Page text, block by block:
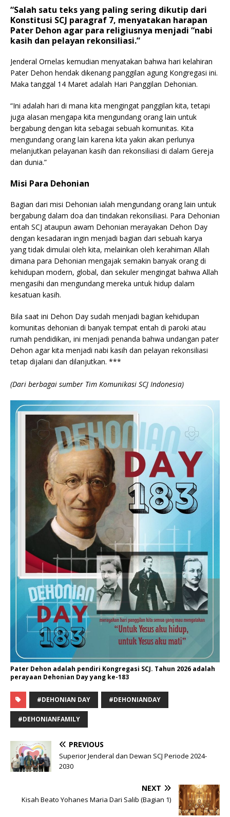
“Salah satu teks yang paling sering dikutip dari
Konstitusi SCJ paragraf 7, menyatakan harapan
Pater Dehon agar para religiusnya menjadi “nabi
kasih dan pelayan rekonsiliasi.”
Jenderal Ornelas kemudian menyatakan bahwa hari kelahiran
Pater Dehon hendak dikenang panggilan agung Kongregasi ini.
Maka tanggal 14 Maret adalah Hari Panggilan Dehonian.
“Ini adalah hari di mana kita mengingat panggilan kita, tetapi
juga alasan mengapa kita mengundang orang lain untuk
bergabung dengan kita sebagai sebuah komunitas. Kita
mengundang orang lain karena kita yakin akan perlunya
melanjutkan pelayanan kasih dan rekonsiliasi di dalam Gereja
dan dunia.”
Misi Para Dehonian
Bagian dari misi Dehonian ialah mengundang orang lain untuk
bergabung dalam doa dan tindakan rekonsiliasi. Para Dehonian
entah SCJ ataupun awam Dehonian merayakan Dehon Day
dengan kesadaran ingin menjadi bagian dari sebuah karya
yang tidak dimulai oleh kita, melainkan oleh kerahiman Allah
dimana para Dehonian mengajak semakin banyak orang di
kehidupan modern, global, dan sekuler mengingat bahwa Allah
mengasihi dan mengundang mereka untuk hidup dalam
kesatuan kasih.
Bila saat ini Dehon Day sudah menjadi bagian kehidupan
komunitas dehonian di banyak tempat entah di paroki atau
rumah pendidikan, ini menjadi penanda bahwa undangan pater
Dehon agar kita menjadi nabi kasih dan pelayan rekonsiliasi
tetap dijalani dan dilanjutkan. ***
(Dari berbagai sumber Tim Komunikasi SCJ Indonesia)
Pater Dehon adalah pendiri Kongregasi SCJ. Tahun 2026 adalah
perayaan Dehonian Day yang ke-183
#DEHONIAN DAY #DEHONIANDAY
#DEHONIANFAMILY
PREVIOUS
Superior Jenderal dan Dewan SCJ Periode 2024-
2030
NEXT
Kisah Beato Yohanes Maria Dari Salib (Bagian 1)